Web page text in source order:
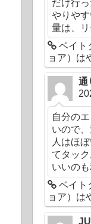
だけ行
やりや
量は、
ベイト
ョア）は
通
自分の
いので
人はほ
てタッ
いいのも
ベイト
ョア）は